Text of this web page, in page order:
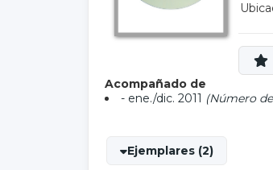
Acompañado de
- ene./dic. 2011 (Número
Ejemplares (2)